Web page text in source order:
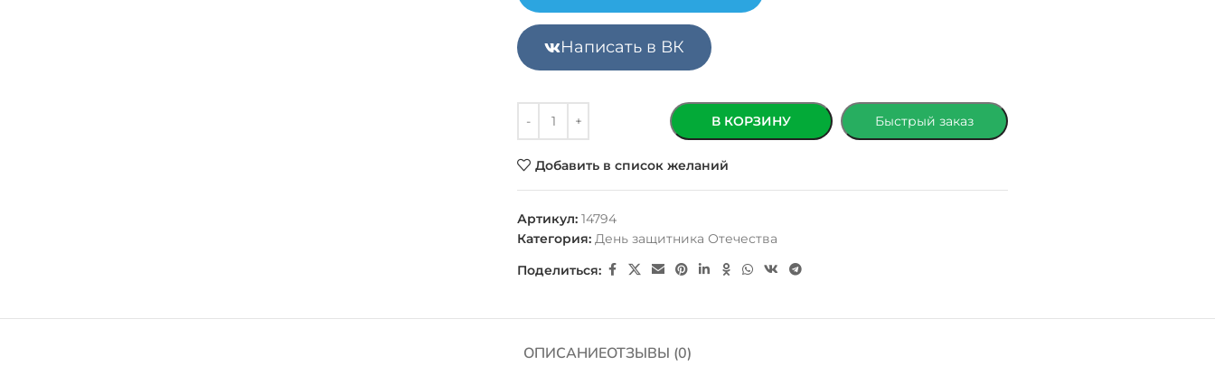
Написать в ВК
В КОРЗИНУ Быстрый заказ
Добавить в список желаний
Артикул:14794
Категория: День защитника Отечества
Поделиться:
ОПИСАНИЕОТЗЫВЫ (0)